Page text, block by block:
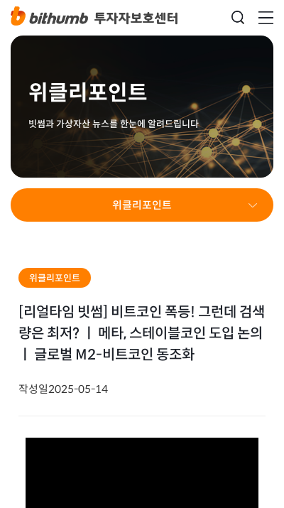
위클리포인트
빗썸과 가상자산 뉴스를 한눈에 알려드립니다
위클리포인트
위클리포인트
[리얼타임 빗썸] 비트코인 폭등! 그런데 검색
량은 최저? ㅣ 메타, 스테이블코인 도입 논의
ㅣ 글로벌 M2-비트코인 동조화
작성일2025-05-14